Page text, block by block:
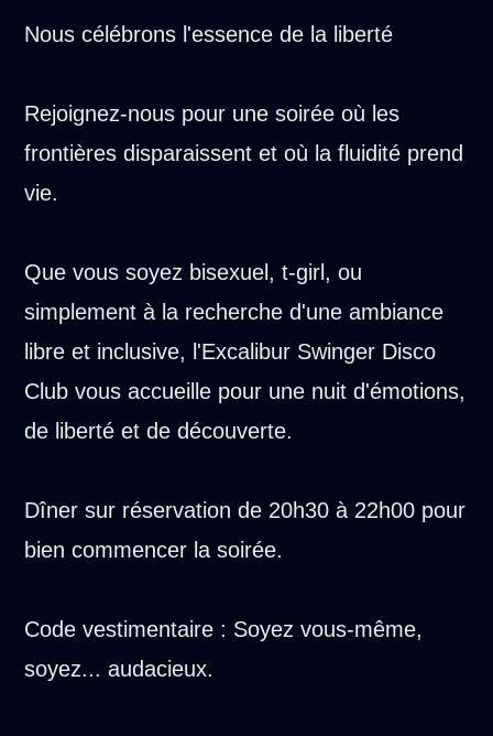
Nous célébrons l'essence de la liberté
Rejoignez-nous pour une soirée où les
frontières disparaissent et où la fluidité prend
vie.
Que vous soyez bisexuel, t-girl, ou
simplement à la recherche d'une ambiance
libre et inclusive, l'Excalibur Swinger Disco
Club vous accueille pour une nuit d'émotions,
de liberté et de découverte.
Dîner sur réservation de 20h30 à 22h00 pour
bien commencer la soirée.
Code vestimentaire : Soyez vous-même,
soyez... audacieux.